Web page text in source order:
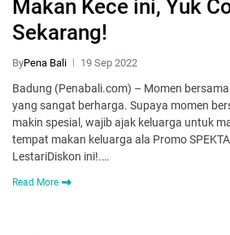
Makan Kece ini, Yuk
Sekarang!
ByPena Bali 19 Sep 2022
Badung (Penabali.com) – Momen
yang sangat berharga. Supaya momen
makin spesial, wajib ajak keluarga untuk
tempat makan keluarga ala Promo
LestariDiskon ini!.…
Read More